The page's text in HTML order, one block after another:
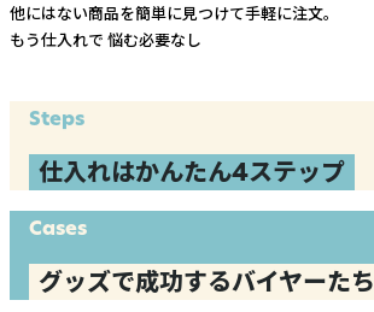
他にはない商品を簡単に見つけて手軽に注文。
もう仕入れで 悩む必要なし
Steps
仕入れはかんたん4ステップ
Cases
グッズで成功するバイヤーたち